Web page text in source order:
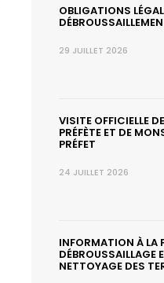
OBLIGATIONS
29 JUILLET 2026
VISITE OFFICIELLE
PRÉFÈTE ET DE
PRÉFET
24 JUILLET 2026
INFORMATION À LA
DÉBROUSSAILLAGE
NETTOYAGE DES